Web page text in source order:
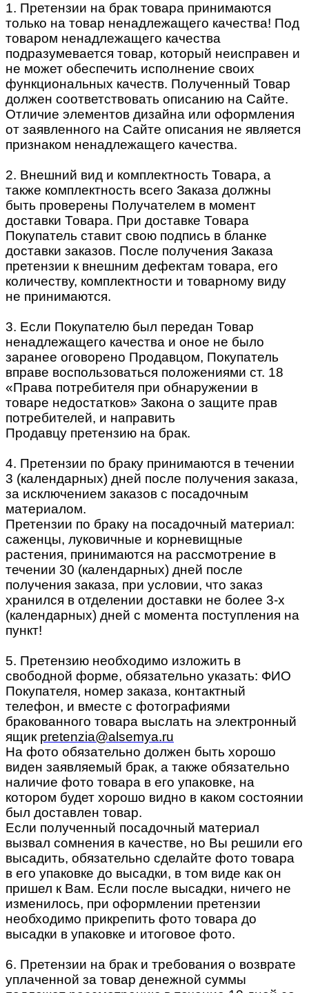
1. Претензии на брак товара принимаются
только на товар ненадлежащего качества! Под
товаром ненадлежащего качества
подразумевается товар, который неисправен и
не может обеспечить исполнение своих
функциональных качеств. Полученный Товар
должен соответствовать описанию на Сайте.
Отличие элементов дизайна или оформления
от заявленного на Сайте описания не является
признаком ненадлежащего качества.
2. Внешний вид и комплектность Товара, а
также комплектность всего Заказа должны
быть проверены Получателем в момент
доставки Товара. При доставке Товара
Покупатель ставит свою подпись в бланке
доставки заказов. После получения Заказа
претензии к внешним дефектам товара, его
количеству, комплектности и товарному виду
не принимаются.
3. Если Покупателю был передан Товар
ненадлежащего качества и оное не было
заранее оговорено Продавцом, Покупатель
вправе воспользоваться положениями ст. 18
«Права потребителя при обнаружении в
товаре недостатков» Закона о защите прав
потребителей, и направить
Продавцу претензию на брак.
4. Претензии по браку принимаются в течении
3 (календарных) дней после получения заказа,
за исключением заказов с посадочным
материалом.
Претензии по браку на посадочный материал:
саженцы, луковичные и корневищные
растения, принимаются на рассмотрение в
течении 30 (календарных) дней после
получения заказа, при условии, что заказ
хранился в отделении доставки не более 3-х
(календарных) дней с момента поступления на
пункт!
5. Претензию необходимо изложить в
свободной форме, обязательно указать: ФИО
Покупателя, номер заказа, контактный
телефон, и вместе с фотографиями
бракованного товара выслать на электронный
ящик pretenzia@alsemya.ru
На фото обязательно должен быть хорошо
виден заявляемый брак, а также обязательно
наличие фото товара в его упаковке, на
котором будет хорошо видно в каком состоянии
был доставлен товар.
Если полученный посадочный материал
вызвал сомнения в качестве, но Вы решили его
высадить, обязательно сделайте фото товара
в его упаковке до высадки, в том виде как он
пришел к Вам. Если после высадки, ничего не
изменилось, при оформлении претензии
необходимо прикрепить фото товара до
высадки в упаковке и итоговое фото.
6. Претензии на брак и требования о возврате
уплаченной за товар денежной суммы